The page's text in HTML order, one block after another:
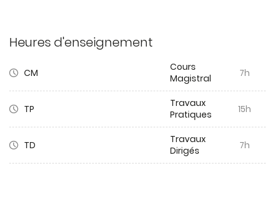
Heures d'enseignement
CM
Cours
Magistral
7h
TP
Travaux
Pratiques
15h
TD
Travaux
Dirigés
7h